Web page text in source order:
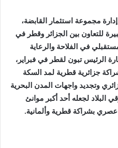
مجموعة استثمار القابضة،
للتعاون بين الجزائر وقطر في
في الفلاحة والرعاية
الرئيس تبون لقطر في فبراير،
جزائرية قطرية لمد السكة
وتجديد واجهات المدن البحرية
لجعله أحد أكبر موانئ
عصري بشراكة قطرية وألمانية.